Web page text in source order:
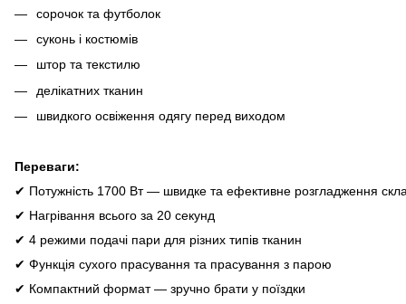
сорочок та футболок
суконь і костюмів
штор та текстилю
делікатних тканин
швидкого освіження одягу перед виходом
Переваги:
✔ Потужність 1700 Вт — швидке та ефективне розгладження
✔ Нагрівання всього за 20 секунд
✔ 4 режими подачі пари для різних типів тканин
✔ Функція сухого прасування та прасування з парою
✔ Компактний формат — зручно брати у поїздки